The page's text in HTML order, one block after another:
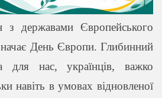
з державами Європейського
День Європи. Глибинний
для нас, українців, важко
навіть в умовах відновленої